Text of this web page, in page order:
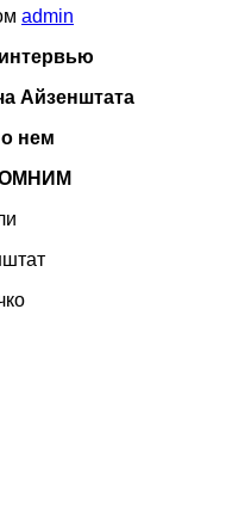
admin
Айзенштата
нем